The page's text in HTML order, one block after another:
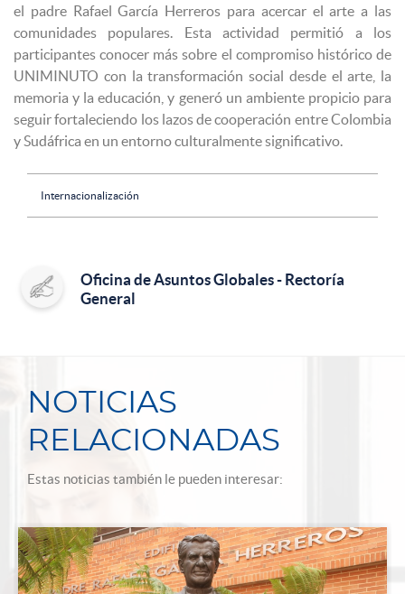
el padre Rafael García Herreros para acercar el arte a las
comunidades populares. Esta actividad permitió a los
participantes conocer más sobre el compromiso histórico de
UNIMINUTO con la transformación social desde el arte, la
memoria y la educación, y generó un ambiente propicio para
seguir fortaleciendo los lazos de cooperación entre Colombia
y Sudáfrica en un entorno culturalmente significativo.
Internacionalización
Oficina de Asuntos Globales - Rectoría
General
NOTICIAS
RELACIONADAS
Estas noticias también le pueden interesar: